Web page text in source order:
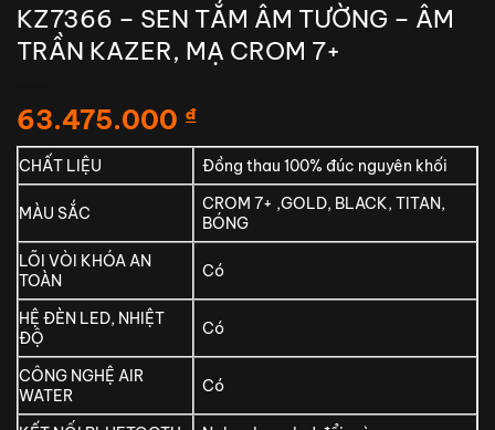
KZ7366 – SEN TẮM ÂM TƯỜNG – ÂM
TRẦN KAZER, MẠ CROM 7+
63.475.000 ₫
CHẤT LIỆU Đồng thau 100% đúc nguyên khối
MÀU SẮC
CROM 7+ ,GOLD, BLACK, TITAN,
BÓNG
LÕI VÒI KHÓA AN
TOÀN
Có
HỆ ĐÈN LED, NHIỆT
ĐỘ
Có
CÔNG NGHỆ AIR
WATER
Có